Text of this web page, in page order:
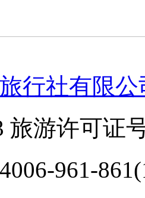
行社有限
旅游许可证
961-